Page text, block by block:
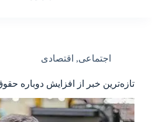
اجتماعی, اقتصادی
تازه‌ترین خبر از افزایش دوباره